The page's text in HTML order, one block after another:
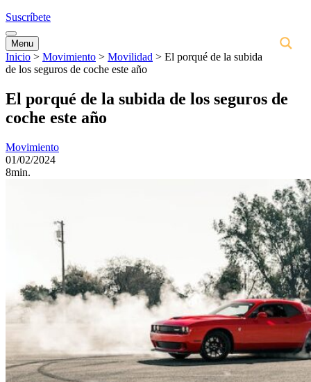
Suscríbete
Menu
Inicio > Movimiento > Movilidad > El porqué de la subida
de los seguros de coche este año
El porqué de la subida de los seguros de
coche este año
Movimiento
01/02/2024
8min.